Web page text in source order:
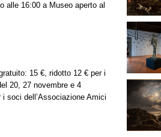
alle 16:00 a Museo aperto al
15 €, ridotto 12 € per i
20, 27 novembre e 4
soci dell’Associazione Amici